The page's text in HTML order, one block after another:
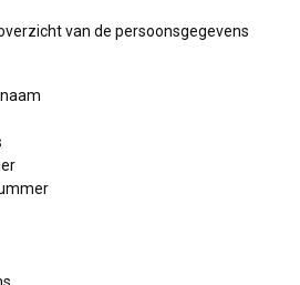
van de persoonsgegevens